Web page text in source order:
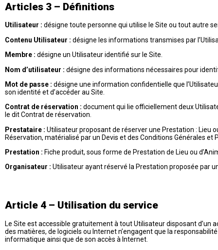
Articles 3 – Définitions
Utilisateur : désigne toute personne qui utilise le Site ou tout autre
Contenu Utilisateur : désigne les informations transmises par
Membre : désigne un Utilisateur identifié sur le Site.
Nom d’utilisateur : désigne des informations nécessaires pour
Mot de passe : désigne une information confidentielle que
son identité et d’accéder au Site.
Contrat de réservation : document qui lie officiellement deux
le dit Contrat de réservation.
Prestataire : Utilisateur proposant de réserver une Prestation : Lieu
Réservation, matérialisé par un Devis et des Conditions Générales et
Prestation : Fiche produit, sous forme de Prestation de Lieu ou
Organisateur : Utilisateur ayant réservé la Prestation proposée par
Article 4 – Utilisation du service
Le Site est accessible gratuitement à tout Utilisateur disposant d’un
des matières, de logiciels ou Internet n’engagent que la
informatique ainsi que de son accès à Internet.